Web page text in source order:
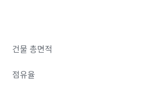
건물 총면적
점유율